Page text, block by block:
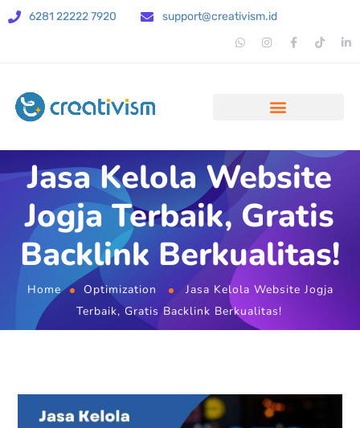
6281 22222 7920 support@creativism.id
Jasa Kelola Website
Jogja Terbaik, Gratis
Backlink Berkualitas!
Home Optimization
Jasa Kelola Website Jogja
Terbaik, Gratis Backlink Berkualitas!